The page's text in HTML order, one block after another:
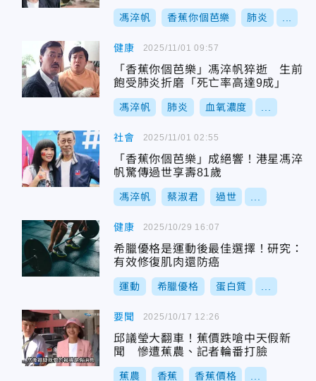
咳
馮淬帆 香蕉你個芭樂 肺炎
健康
「香蕉你個芭樂」馮淬帆猝逝 生前
飽受肺炎折磨「死亡率高達9成」
馮淬帆 肺炎 血氧濃度
2025/11/01 09:57
社會
「香蕉你個芭樂」成絕響！港星馮淬
帆驚傳過世享壽81歲
馮淬帆 蔡淑君 過世
2025/11/01 02:55
健康
希臘優格是運動後最佳選擇！研究：
有效修復肌肉還防癌
運動 希臘優格 蛋白質
2025/10/29 16:07
要聞
邱議瑩大翻車！蕉價跌嗆中天假新
聞 慘遭蕉農、記者輪番打臉
蕉農 香蕉 香蕉價格
2025/10/17 12:26